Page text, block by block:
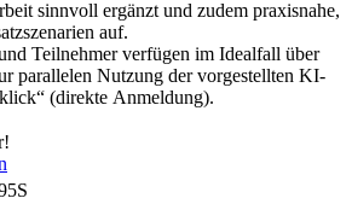
sinnvoll ergänzt und zudem praxisnahe,
auf.
Teilnehmer verfügen im Idealfall über
parallelen Nutzung der vorgestellten KI-
(direkte Anmeldung).